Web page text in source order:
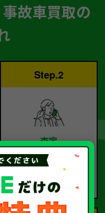
故車買取の
Step.2
査定
査定のプロが
お電話で回答いたしま
す。